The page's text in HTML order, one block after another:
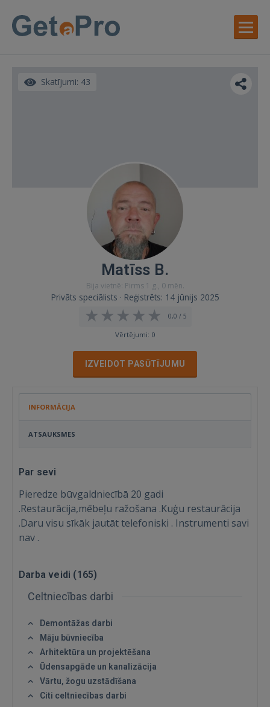
Skatījumi: 43
Matīss B.
Bija vietnē: Pirms 1 g., 0 mēn.
Privāts speciālists · Reģistrēts: 14 jūnijs 2025
0,0 / 5
Vērtējumi: 0
IZVEIDOT PASŪTĪJUMU
INFORMĀCIJA
ATSAUKSMES
Par sevi
Pieredze būvgaldniecībā 20 gadi
.Restaurācija,mēbeļu ražošana .Kuģu restaurācija
.Daru visu sīkāk jautāt telefoniski . Instrumenti savi
nav .
Darba veidi (165)
Celtniecības darbi
Demontāžas darbi
Māju būvniecība
Arhitektūra un projektēšana
Ūdensapgāde un kanalizācija
Vārtu, žogu uzstādīšana
Citi celtniecības darbi